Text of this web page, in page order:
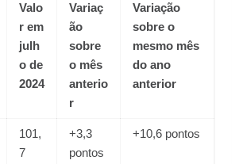
Valo
r em
julh
o de
2024
Variaç
ão
sobre
o mês
anterio
r
Variação
sobre o
mesmo mês
do ano
anterior
101,
7
+3,3
pontos
+10,6 pontos